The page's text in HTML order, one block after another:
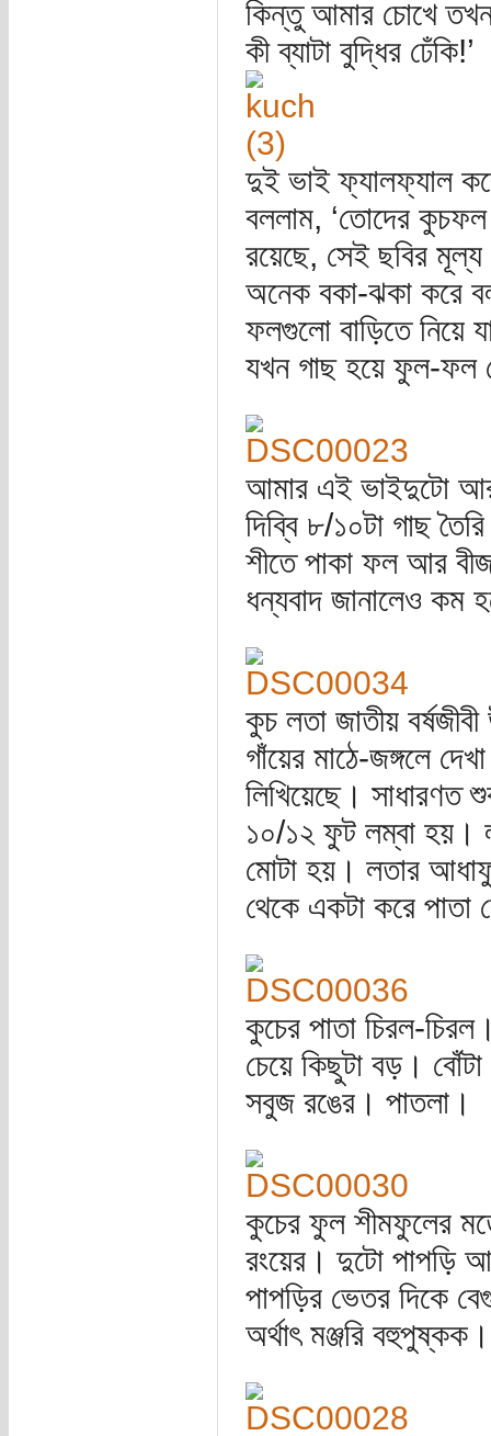
কিন্তু আমার চোখে
কী ব্যাটা বুদ্ধির ঢেঁকি!’
দুই ভাই ফ্যালফ্যাল
বললাম, ‘তোদের কুচফল
রয়েছে, সেই ছবির মূল্য
অনেক বকা-ঝকা করে
ফলগুলো বাড়িতে নিয়ে
যখন গাছ হয়ে ফুল-ফল
আমার এই ভাইদুটো আর
দিব্বি ৮/১০টা গাছ
শীতে পাকা ফল আর
ধন্যবাদ জানালেও কম
কুচ লতা জাতীয়
গাঁয়ের মাঠে-জঙ্গলে
লিখিয়েছে। সাধারণত
১০/১২ ফুট লম্বা হয়।
মোটা হয়। লতার
থেকে একটা করে পাতা
কুচের পাতা চিরল-
চেয়ে কিছুটা বড়।
সবুজ রঙের। পাতলা।
কুচের ফুল শীমফুলের
রংয়ের। দুটো পাপড়ি
পাপড়ির ভেতর দিকে
অর্থাৎ মঞ্জরি বহুপুষ্কক।